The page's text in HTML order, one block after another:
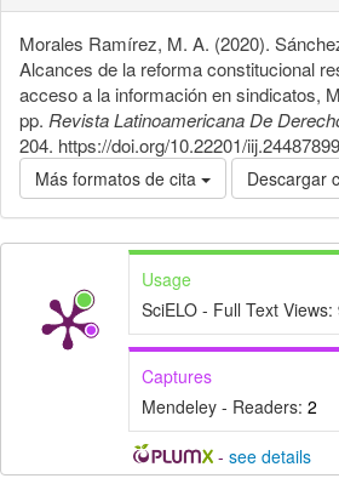
Morales Ramírez, M. A. (2020).
Alcances de la reforma constitucional
acceso a la información en sindicatos,
pp. Revista Latinoamericana De
204. https://doi.org/10.22201/
Más formatos de cita Descargar
Usage
SciELO - Full Text Views:
Captures
Mendeley - Readers: 2
- see details